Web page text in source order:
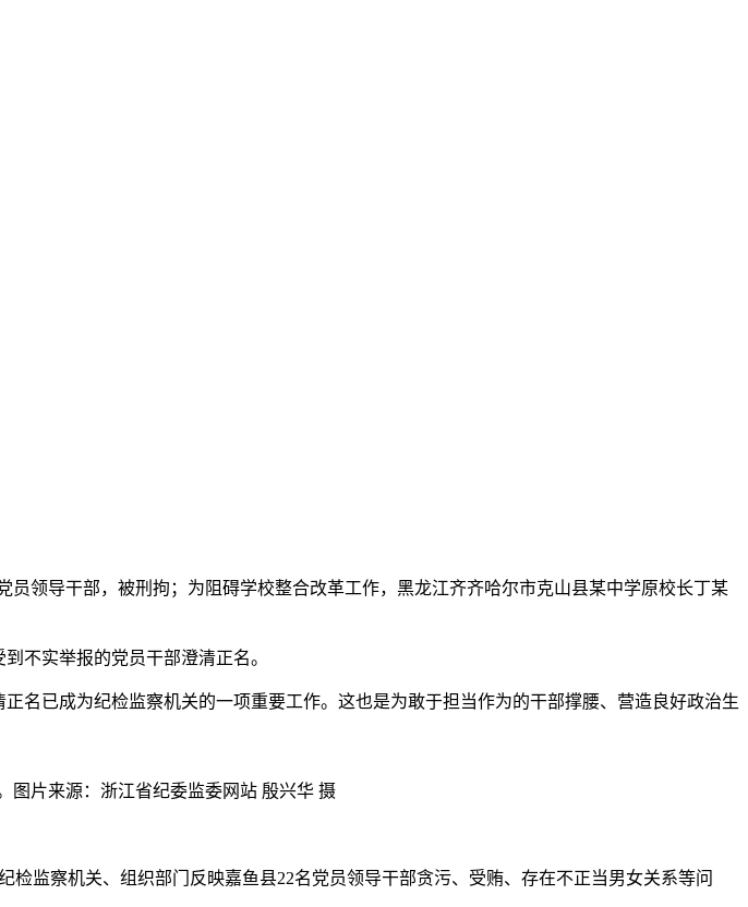
领导干部，被刑拘；为阻碍学校整合改革工作，黑龙江齐齐哈尔市克山县某中学原校长丁某
不实举报的党员干部澄清正名。
已成为纪检监察机关的一项重要工作。这也是为敢于担当作为的干部撑腰、营造良好政治生
图片来源：浙江省纪委监委网站 殷兴华 摄
监察机关、组织部门反映嘉鱼县22名党员领导干部贪污、受贿、存在不正当男女关系等问